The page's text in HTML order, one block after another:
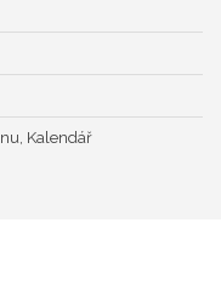
Kalendář